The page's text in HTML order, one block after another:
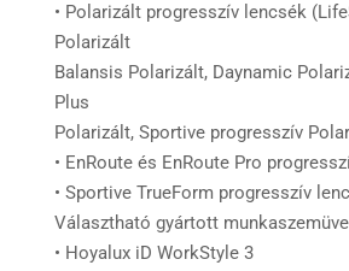
• Polarizált progresszív lencsék
Polarizált
Balansis Polarizált, Daynamic
Plus
Polarizált, Sportive progresszív
• EnRoute és EnRoute Pro
• Sportive TrueForm progresszív
Választható gyártott
• Hoyalux iD WorkStyle 3